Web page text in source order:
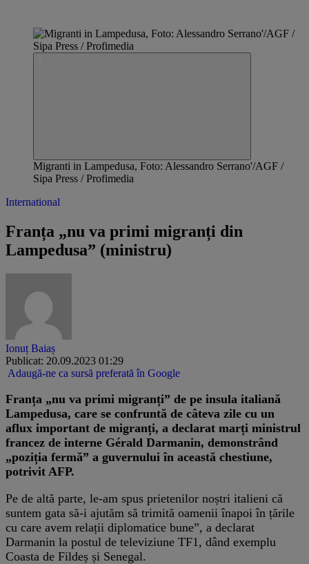
Migranti in Lampedusa, Foto: Alessandro Serrano'/AGF /
Sipa Press / Profimedia
International
Franța „nu va primi migranți din
Lampedusa” (ministru)
Ionuț Baiaș
Publicat: 20.09.2023 01:29
Adaugă-ne ca sursă preferată în Google
Franța „nu va primi migranți” de pe insula italiană
Lampedusa, care se confruntă de câteva zile cu un
aflux important de migranți, a declarat marți ministrul
francez de interne Gérald Darmanin, demonstrând
„poziția fermă” a guvernului în această chestiune,
potrivit AFP.
Pe de altă parte, le-am spus prietenilor noștri italieni că
suntem gata să-i ajutăm să trimită oamenii înapoi în țările
cu care avem relații diplomatice bune”, a declarat
Darmanin la postul de televiziune TF1, dând exemplu
Coasta de Fildeș și Senegal.